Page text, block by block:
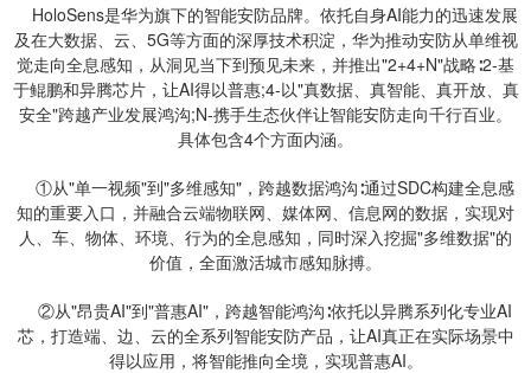
HoloSens是华为旗下的智能安防品牌。依托自身AI能力的迅速发展
及在大数据、云、5G等方面的深厚技术积淀，华为推动安防从单维视
觉走向全息感知，从洞见当下到预见未来，并推出"2+4+N"战略∶2-基
于鲲鹏和异腾芯片，让AI得以普惠;4-以"真数据、真智能、真开放、真
安全"跨越产业发展鸿沟;N-携手生态伙伴让智能安防走向千行百业。
具体包含4个方面内涵。
①从"单一视频"到"多维感知"，跨越数据鸿沟∶通过SDC构建全息感
知的重要入口，并融合云端物联网、媒体网、信息网的数据，实现对
人、车、物体、环境、行为的全息感知，同时深入挖掘"多维数据"的
价值，全面激活城市感知脉搏。
②从"昂贵AI"到"普惠AI"，跨越智能鸿沟∶依托以异腾系列化专业AI
芯，打造端、边、云的全系列智能安防产品，让AI真正在实际场景中
得以应用，将智能推向全境，实现普惠AI。